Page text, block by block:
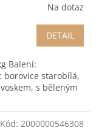
Na dotaz
DETAIL
Balení:
borovice starobílá,
s běleným
Kód: 2000000546308